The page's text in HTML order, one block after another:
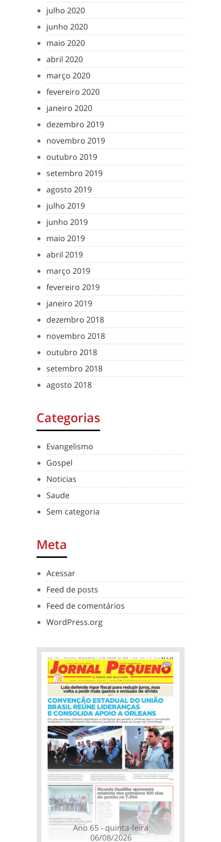
julho 2020
junho 2020
maio 2020
abril 2020
março 2020
fevereiro 2020
janeiro 2020
dezembro 2019
novembro 2019
outubro 2019
setembro 2019
agosto 2019
julho 2019
junho 2019
maio 2019
abril 2019
março 2019
fevereiro 2019
janeiro 2019
dezembro 2018
novembro 2018
outubro 2018
setembro 2018
agosto 2018
Categorias
Evangelismo
Gospel
Noticias
Saude
Sem categoria
Meta
Acessar
Feed de posts
Feed de comentários
WordPress.org
Ano 65 - quinta-feira
06/08/2026